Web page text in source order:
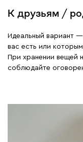
К друзьям /
Идеальный вариант
вас есть или
При хранении вещей
соблюдайте